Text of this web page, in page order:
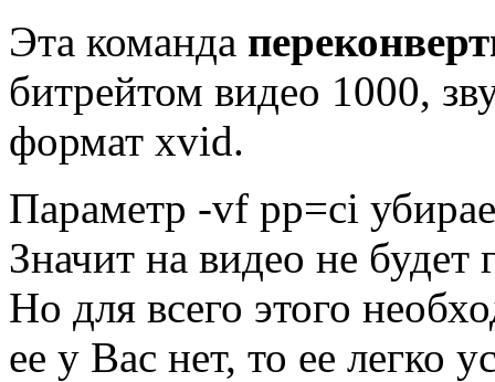
Эта команда
битрейтом видео 1000,
формат xvid.
Параметр -vf pp=ci
Значит на видео не будет
Но для всего этого
ее у Вас нет, то ее легко